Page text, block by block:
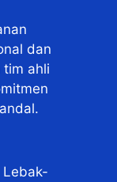
dan
tim ahli
Lebak-